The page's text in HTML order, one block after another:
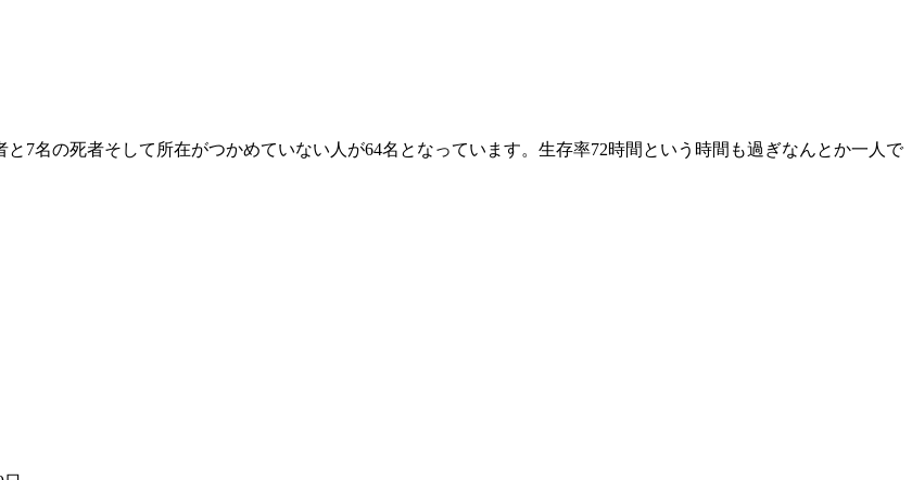
7名の死者そして所在がつかめていない人が64名となっています。生存率72時間という時間も過ぎなんとか一人で